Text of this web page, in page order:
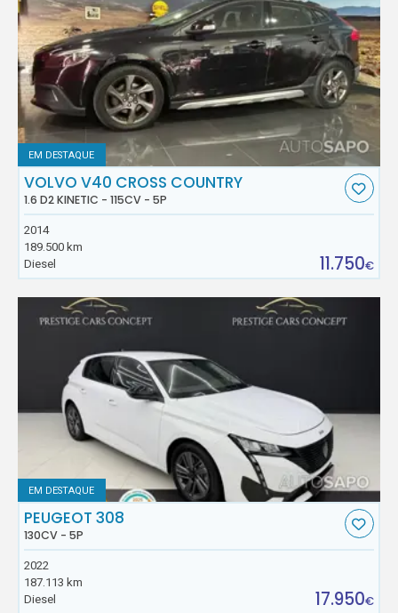
EM DESTAQUE
VOLVO V40 CROSS COUNTRY
1.6 D2 KINETIC - 115CV - 5P
2014
189.500 km
Diesel
11.750€
EM DESTAQUE
PEUGEOT 308
130CV - 5P
2022
187.113 km
Diesel
17.950€